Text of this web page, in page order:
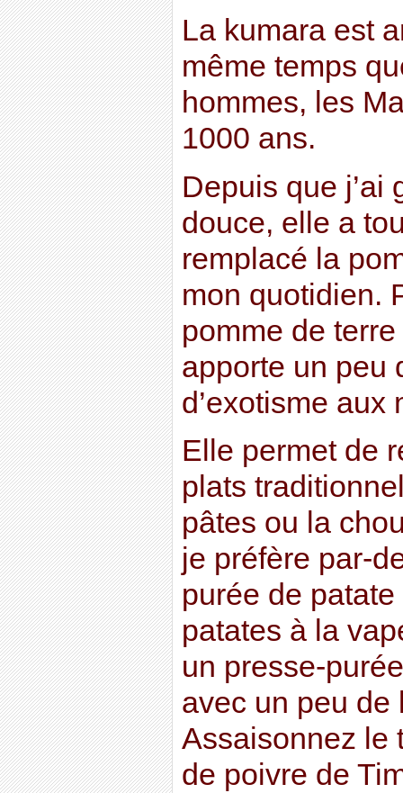
La kumara est
même temps
hommes, les
1000 ans.
Depuis que j’ai
douce, elle a
remplacé la
mon quotidien.
pomme de
apporte un peu
d’exotisme aux
Elle permet de
plats
pâtes ou la
je préfère par-
purée de
patates à la
un presse-
avec un peu de
Assaisonnez le
de poivre de